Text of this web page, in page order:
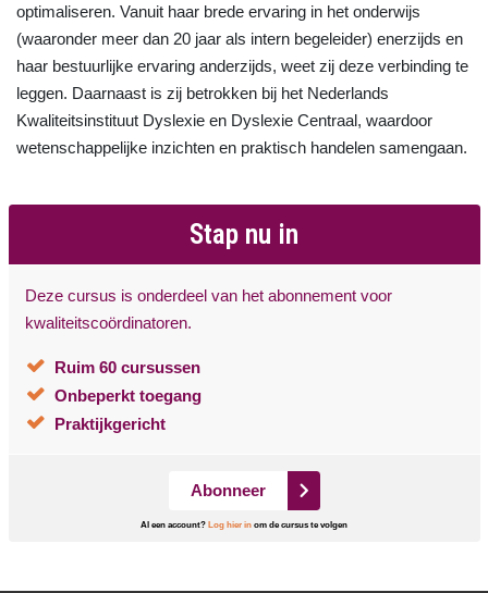
optimaliseren. Vanuit haar brede ervaring in het onderwijs
(waaronder meer dan 20 jaar als intern begeleider) enerzijds en
haar bestuurlijke ervaring anderzijds, weet zij deze verbinding te
leggen. Daarnaast is zij betrokken bij het Nederlands
Kwaliteitsinstituut Dyslexie en Dyslexie Centraal, waardoor
wetenschappelijke inzichten en praktisch handelen samengaan.
Stap nu in
Deze cursus is onderdeel van het abonnement voor
kwaliteitscoördinatoren.
Ruim 60 cursussen
Onbeperkt toegang
Praktijkgericht
Abonneer
Al een account? Log hier in om de cursus te volgen